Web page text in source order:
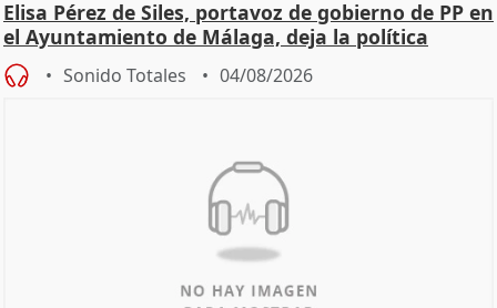
Elisa Pérez de Siles, portavoz de gobierno de PP en
el Ayuntamiento de Málaga, deja la política
Sonido Totales 04/08/2026